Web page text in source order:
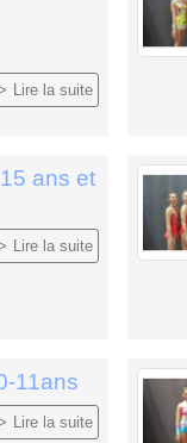
Lire la suite
ans et
Lire la suite
11ans
Lire la suite